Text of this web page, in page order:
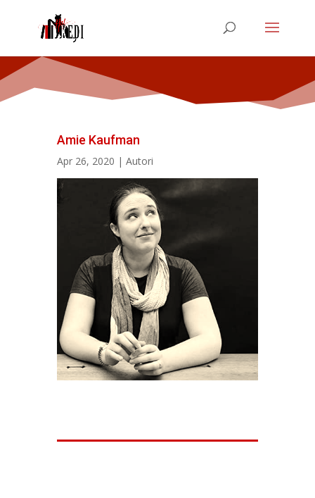
Amie Kaufman
Apr 26, 2020 | Autori